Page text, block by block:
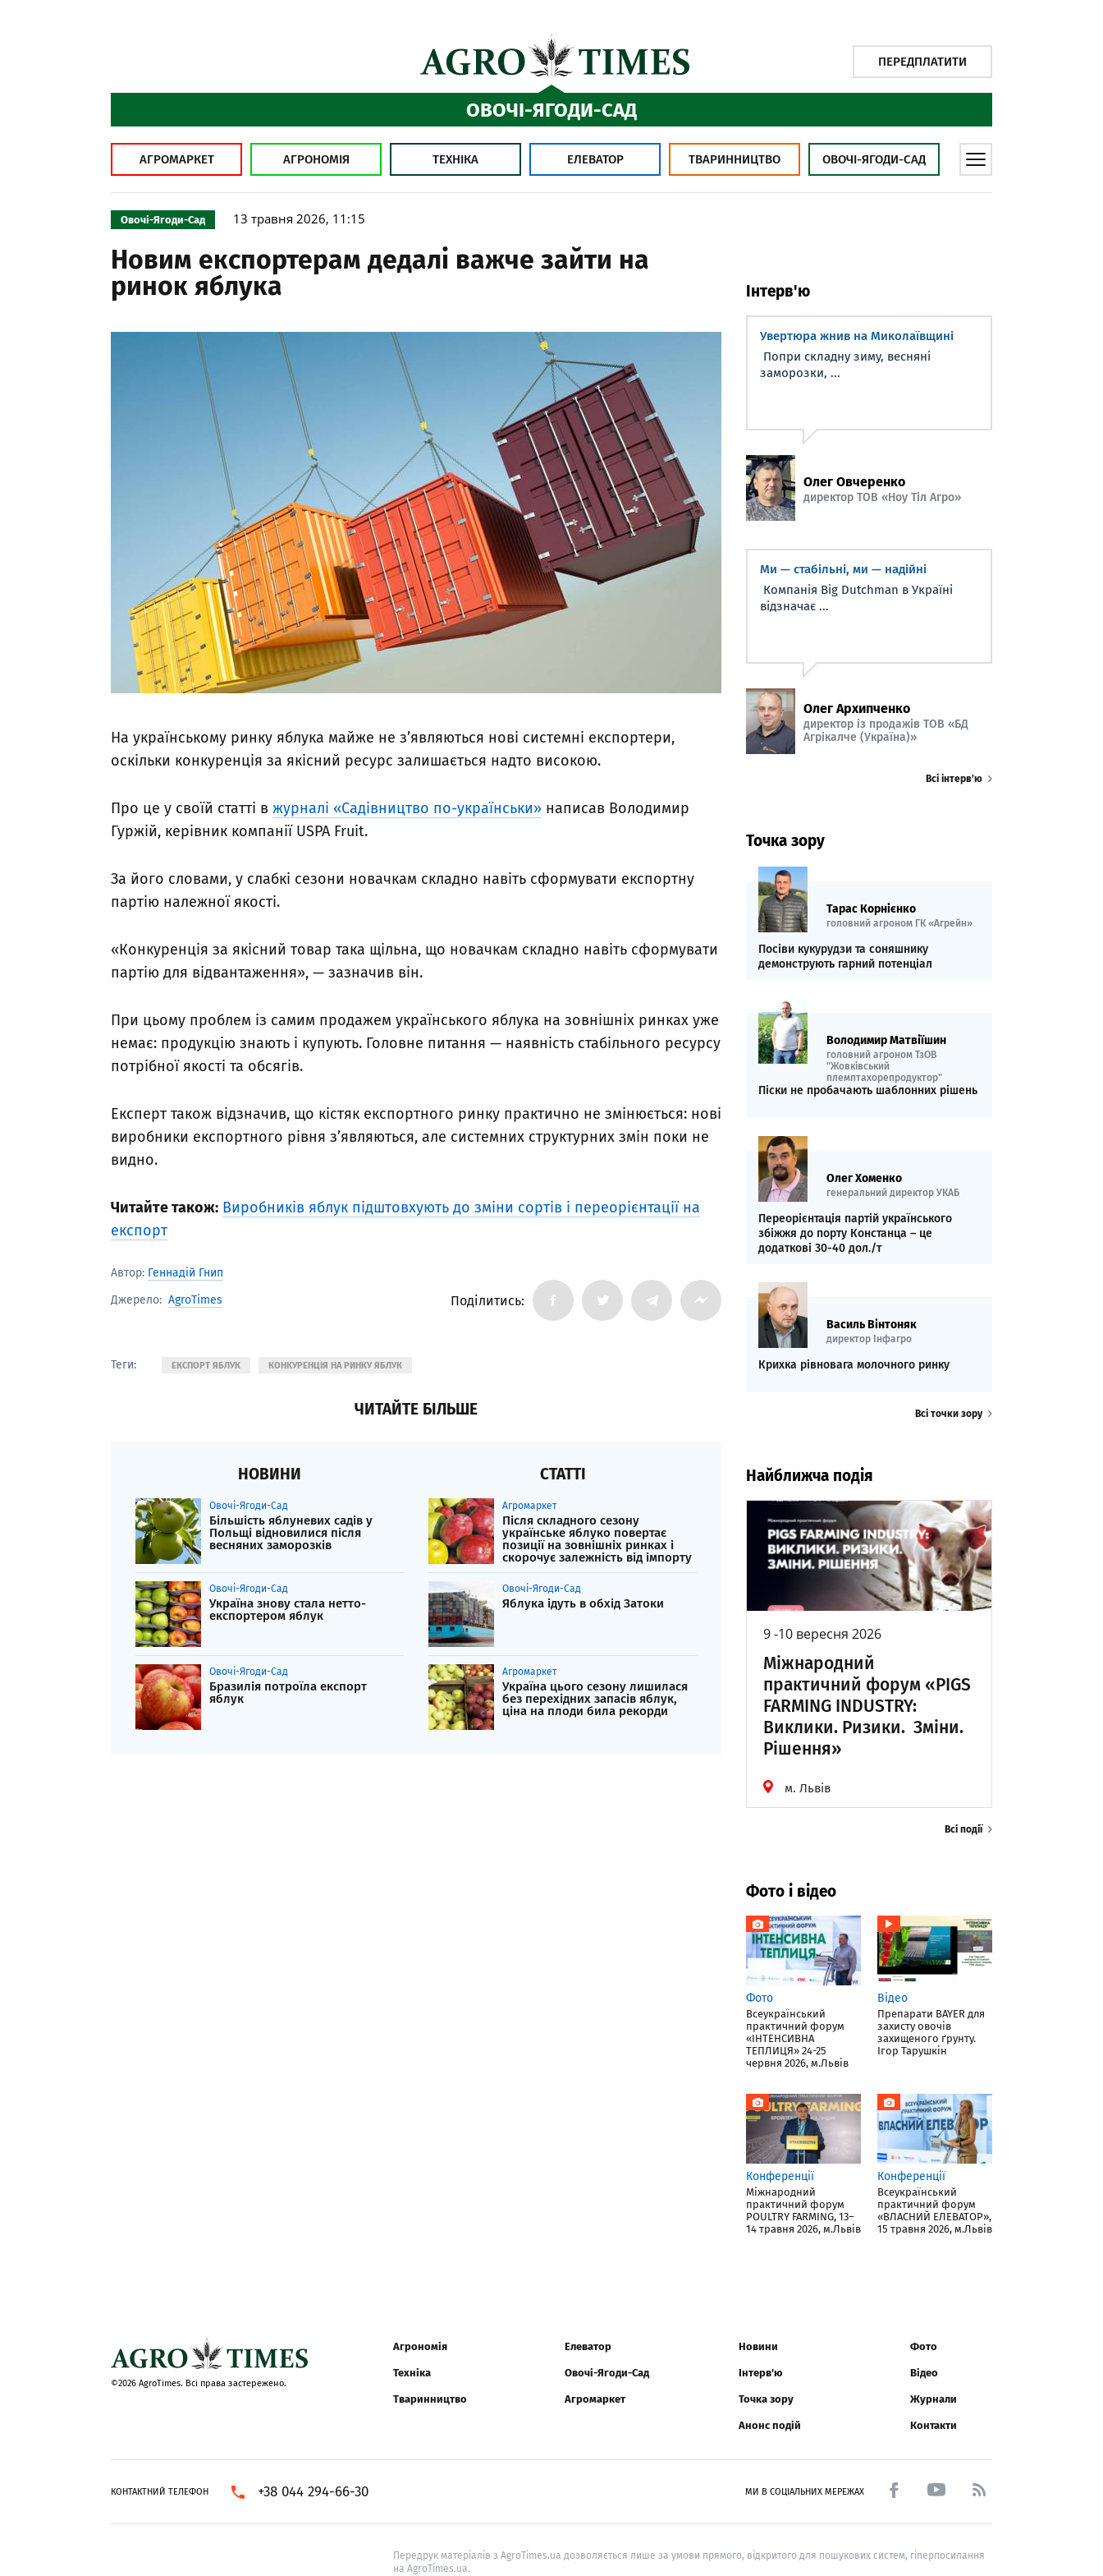
ПЕРЕДПЛАТИТИ
ОВОЧІ-ЯГОДИ-САД
АГРОМАРКЕТ АГРОНОМІЯ ТЕХНІКА ЕЛЕВАТОР ТВАРИННИЦТВО ОВОЧІ-ЯГОДИ-САД
Овочі-Ягоди-Сад 13 травня 2026, 11:15
Новим експортерам дедалі важче зайти на
ринок яблука
На українському ринку яблука майже не з’являються нові системні експортери,
оскільки конкуренція за якісний ресурс залишається надто високою.
Про це у своїй статті в журналі «Садівництво по-українськи» написав Володимир
Гуржій, керівник компанії USPA Fruit.
За його словами, у слабкі сезони новачкам складно навіть сформувати експортну
партію належної якості.
«Конкуренція за якісний товар така щільна, що новачкам складно навіть сформувати
партію для відвантаження», — зазначив він.
При цьому проблем із самим продажем українського яблука на зовнішніх ринках уже
немає: продукцію знають і купують. Головне питання — наявність стабільного ресурсу
потрібної якості та обсягів.
Експерт також відзначив, що кістяк експортного ринку практично не змінюється: нові
виробники експортного рівня з’являються, але системних структурних змін поки не
видно.
Читайте також: Виробників яблук підштовхують до зміни сортів і переорієнтації на
експорт
Автор: Геннадій Гнип
Джерело: AgroTimes Поділитись:
Теги: ЕКСПОРТ ЯБЛУК КОНКУРЕНЦІЯ НА РИНКУ ЯБЛУК
ЧИТАЙТЕ БІЛЬШЕ
НОВИНИ
Овочі-Ягоди-Сад
Більшість яблуневих садів у
Польщі відновилися після
весняних заморозків
Овочі-Ягоди-Сад
Україна знову стала нетто-
експортером яблук
Овочі-Ягоди-Сад
Бразилія потроїла експорт
яблук
СТАТТІ
Агромаркет
Після складного сезону
українське яблуко повертає
позиції на зовнішніх ринках і
скорочує залежність від імпорту
Овочі-Ягоди-Сад
Яблука ідуть в обхід Затоки
Агромаркет
Україна цього сезону лишилася
без перехідних запасів яблук,
ціна на плоди била рекорди
Інтерв'ю
Увертюра жнив на Миколаївщині
Попри складну зиму, весняні
заморозки, ...
Олег Овчеренко
директор ТОВ «Ноу Тіл Агро»
Ми — стабільні, ми — надійні
Компанія Big Dutchman в Україні
відзначає ...
Олег Архипченко
директор із продажів ТОВ «БД
Агрікалче (Україна)»
Всі інтерв’ю
Точка зору
Тарас Корнієнко
головний агроном ГК «Агрейн»
Посіви кукурудзи та соняшнику
демонструють гарний потенціал
Володимир Матвіїшин
головний агроном ТзОВ
"Жовківський
племптахорепродуктор"
Піски не пробачають шаблонних рішень
Олег Хоменко
генеральний директор УКАБ
Переорієнтація партій українського
збіжжя до порту Констанца – це
додаткові 30-40 дол./т
Василь Вінтоняк
директор Інфагро
Крихка рівновага молочного ринку
Всі точки зору
Найближча подія
9 -10 вересня 2026
Міжнародний
практичний форум «PIGS
FARMING INDUSTRY:
Виклики. Ризики. Зміни.
Рішення»
м. Львів
Всі події
Фото і відео
Фото
Всеукраїнський
практичний форум
«ІНТЕНСИВНА
ТЕПЛИЦЯ» 24-25
червня 2026, м.Львів
Відео
Препарати BAYER для
захисту овочів
захищеного ґрунту.
Ігор Тарушкін
Конференції
Міжнародний
практичний форум
POULTRY FARMING, 13–
14 травня 2026, м.Львів
Конференції
Всеукраїнський
практичний форум
«ВЛАСНИЙ ЕЛЕВАТОР»,
15 травня 2026, м.Львів
©2026 AgroTimes. Всі права застережено.
Агрономія
Техніка
Тваринництво
Елеватор
Овочі-Ягоди-Сад
Агромаркет
Новини
Інтерв'ю
Точка зору
Анонс подій
Фото
Відео
Журнали
Контакти
КОНТАКТНИЙ ТЕЛЕФОН +38 044 294-66-30 МИ В СОЦІАЛЬНИХ МЕРЕЖАХ
Передрук матеріалів з AgroTimes.ua дозволяється лише за умови прямого, відкритого для пошукових систем, гіперпосилання
на AgroTimes.ua.